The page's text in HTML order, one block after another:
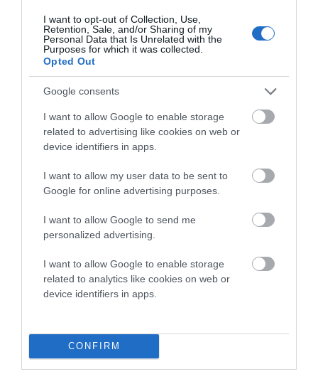
I want to opt-out of Collection, Use,
Retention, Sale, and/or Sharing of my
Personal Data that Is Unrelated with the
Purposes for which it was collected.
Opted Out
Google consents
I want to allow Google to enable storage
related to advertising like cookies on web or
device identifiers in apps.
I want to allow my user data to be sent to
Google for online advertising purposes.
I want to allow Google to send me
personalized advertising.
I want to allow Google to enable storage
related to analytics like cookies on web or
device identifiers in apps.
CONFIRM
ΚΑΝΟΝΕΣ, να ορίσουν ΣΤΡΑΤΗΓΙΚΕΣ, να προχωρήσουν τις
ΥΠΟΔΟΜΕΣ, να διασφαλίσει το λιμάνι της Ραφήνας που
πλέον έχει πάψει να είναι λιμάνι κι έχει μετατραπεί με
ΕΥΘΥΝΗ του υπουργείου Ναυτιλίας σε ΑΓΚΥΡΟΒΟΛΙΟ
ΣΤΟ ΠΕΛΑΓΟΣ;; Μήπως η αδύναμη και πολύ-διασπασμένη
αντιπολίτευση; Αυτή δεν έχει πάρει είδηση πως η Ραφήνα από
ΛΙΜΑΝΙ έγινε ΑΓΚΥΡΟΒΟΛΙΟ; Άρα;…
ΚΑΤΑΛΗΞΗ: Τα λέτε πολύ ωραία και τα προσυπογράφουμε
ΣΗΜΕΙΩΣΗ: Πάντως διακρίνουμε την εμφανή απουσία από τα
καλοκαιρινά δρώμενα της Ραφήνας, της Άνδρου, της Τήνου κλπ
του ΚΥΚΛΑΔΑΡΧΗ της κυβέρνησης! Που να είναι άραγε
αυτός ο άνθρωπος, που της Θεοσκεπάστου έλεγε περί της
“ΟΜΟΡΦΗΣ ΔΗΜΟΚΡΑΤΙΑΣ”; Έχει χαθεί μαζί με τον άλλο
ακτοπλοΐα της ΚΙΜΩΛΟΥ και της ΜΗΛΟΥ!!! Ενώ η
ΡΑΦΗΝΑ βουλιάζει και από λιμάνι έγινε αγκυροβόλιο!!! Πως